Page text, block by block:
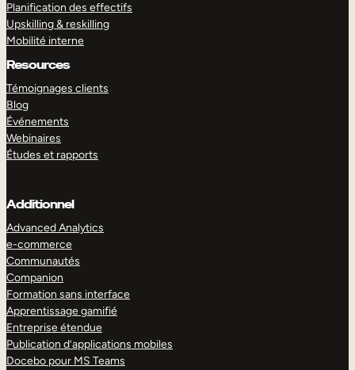
Planification des effectifs
Upskilling & reskilling
Mobilité interne
Resources
Témoignages clients
Blog
Événements
Webinaires
Études et rapports
Additionnel
Advanced Analytics
e-commerce
Communautés
Companion
Formation sans interface
Apprentissage gamifié
Entreprise étendue
Publication d’applications mobiles
Docebo pour MS Teams